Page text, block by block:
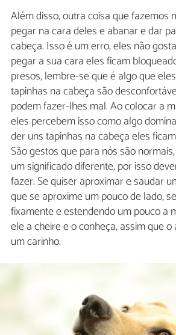
Além disso, outra coisa que fazemos
pegar na cara deles e abanar e dar
cabeça. Isso é um erro, eles não
pegar a sua cara eles ficam
presos, lembre-se que é algo que
tapinhas na cabeça são
podem fazer-lhes mal. Ao colocar a
eles percebem isso como algo
der uns tapinhas na cabeça eles
São gestos que para nós são
um significado diferente, por isso
fazer. Se quiser aproximar e saudar
que se aproxime um pouco de lado,
fixamente e estendendo um pouco a
ele a cheire e o conheça, assim que
um carinho.